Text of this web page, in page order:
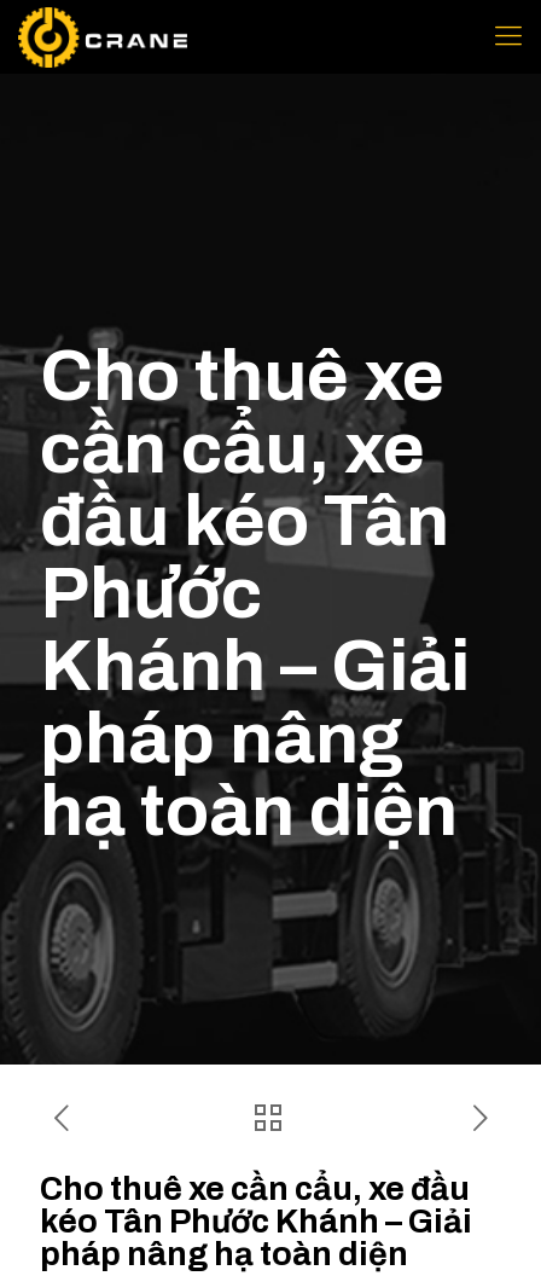
Cho thuê xe
cần cẩu, xe
đầu kéo Tân
Phước
Khánh – Giải
pháp nâng
hạ toàn diện
Cho thuê xe cần cẩu, xe đầu
kéo Tân Phước Khánh – Giải
pháp nâng hạ toàn diện